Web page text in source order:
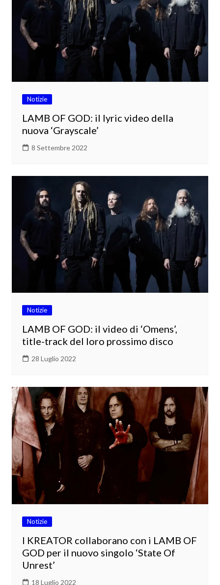
Notizie
LAMB OF GOD: il lyric video della
nuova ‘Grayscale’
8 Settembre 2022
Notizie
LAMB OF GOD: il video di ‘Omens’,
title-track del loro prossimo disco
28 Luglio 2022
Notizie
I KREATOR collaborano con i LAMB OF
GOD per il nuovo singolo ‘State Of
Unrest’
18 Luglio 2022